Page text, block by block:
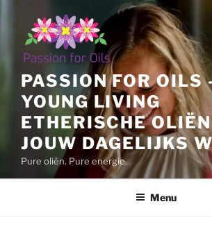
inhoud
PASSION FOR OILS
YOUNG LIVING
ETHERISCHE
JOUW DAGELIJKS
Pure oliën. Pure energie.
Menu